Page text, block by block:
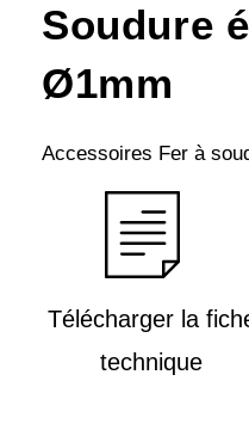
Soudure
Ø1mm
Accessoires Fer à
Télécharger la
technique